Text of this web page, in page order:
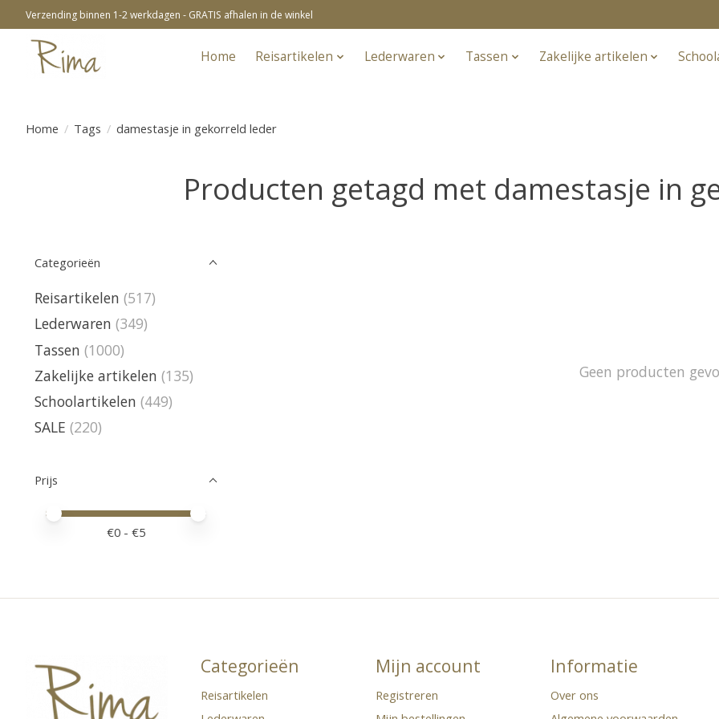
Verzending binnen 1-2 werkdagen - GRATIS afhalen in de winkel
Home Reisartikelen Lederwaren Tassen Zakelijke artikelen
Home / Tags / damestasje in gekorreld leder
Producten getagd met damestasje in
Categorieën
Reisartikelen (517)
Lederwaren (349)
Tassen (1000)
Zakelijke artikelen (135)
Schoolartikelen (449)
SALE (220)
Prijs
Minimale prijswaarde
Price maximum value
€0 - €5
Geen producten
Categorieën
Reisartikelen
Mijn account
Registreren
Informatie
Over ons